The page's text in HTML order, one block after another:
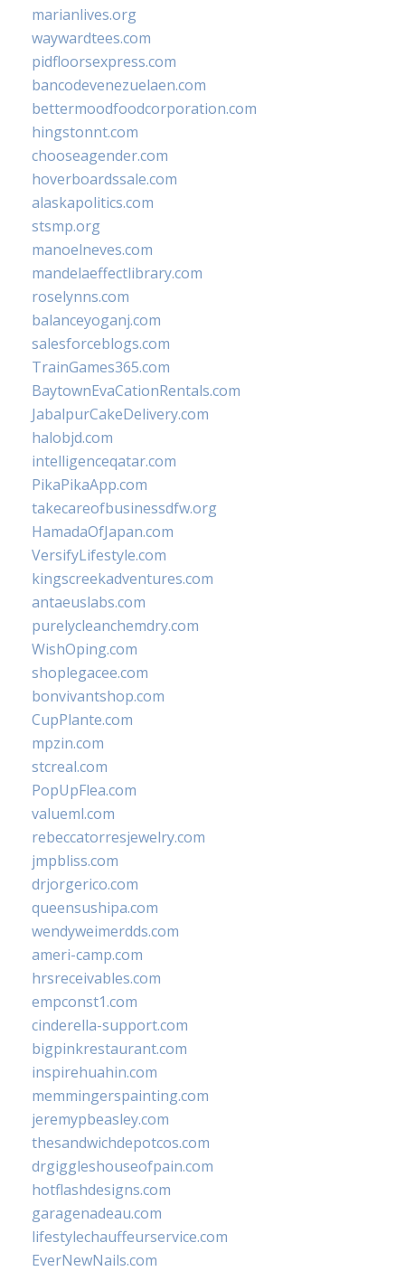
marianlives.org
waywardtees.com
pidfloorsexpress.com
bancodevenezuelaen.com
bettermoodfoodcorporation.com
hingstonnt.com
chooseagender.com
hoverboardssale.com
alaskapolitics.com
stsmp.org
manoelneves.com
mandelaeffectlibrary.com
roselynns.com
balanceyoganj.com
salesforceblogs.com
TrainGames365.com
BaytownEvaCationRentals.com
JabalpurCakeDelivery.com
halobjd.com
intelligenceqatar.com
PikaPikaApp.com
takecareofbusinessdfw.org
HamadaOfJapan.com
VersifyLifestyle.com
kingscreekadventures.com
antaeuslabs.com
purelycleanchemdry.com
WishOping.com
shoplegacee.com
bonvivantshop.com
CupPlante.com
mpzin.com
stcreal.com
PopUpFlea.com
valueml.com
rebeccatorresjewelry.com
jmpbliss.com
drjorgerico.com
queensushipa.com
wendyweimerdds.com
ameri-camp.com
hrsreceivables.com
empconst1.com
cinderella-support.com
bigpinkrestaurant.com
inspirehuahin.com
memmingerspainting.com
jeremypbeasley.com
thesandwichdepotcos.com
drgiggleshouseofpain.com
hotflashdesigns.com
garagenadeau.com
lifestylechauffeurservice.com
EverNewNails.com